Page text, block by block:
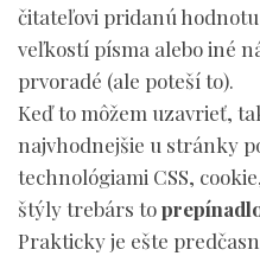
čitateľovi pridanú
veľkostí písma alebo iné
prvoradé (ale poteší to).
Keď to môžem uzavrieť,
najvhodnejšie u stránky
technológiami CSS,
štýly trebárs to
Prakticky je ešte